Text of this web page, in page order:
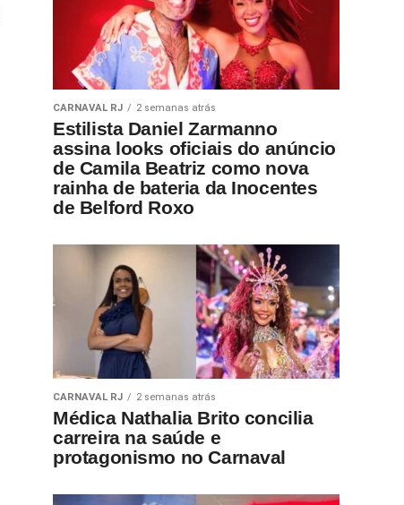
CARNAVAL RJ 2 semanas atrás
Estilista Daniel Zarmanno
assina looks oficiais do anúncio
de Camila Beatriz como nova
rainha de bateria da Inocentes
de Belford Roxo
CARNAVAL RJ 2 semanas atrás
Médica Nathalia Brito concilia
carreira na saúde e
protagonismo no Carnaval